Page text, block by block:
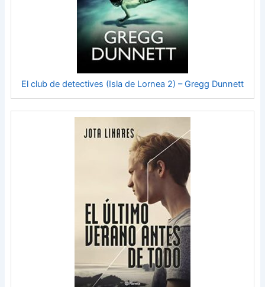
El club de detectives (Isla de Lornea 2) – Gregg Dunnett